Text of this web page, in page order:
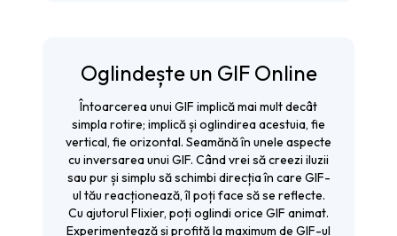
Oglindește un GIF Online
Întoarcerea unui GIF implică mai mult decât
simpla rotire; implică și oglindirea acestuia, fie
vertical, fie orizontal. Seamănă în unele aspecte
cu inversarea unui GIF. Când vrei să creezi iluzii
sau pur și simplu să schimbi direcția în care GIF-
ul tău reacționează, îl poți face să se reflecte.
Cu ajutorul Flixier, poți oglindi orice GIF animat.
Experimentează și profită la maximum de GIF-ul